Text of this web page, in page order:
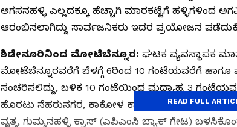
ಅಗಸನಹಳ್ಳಿ ಎಲ್ಲದಕ್ಕೂ ಹೆಚ್ಚಾಗಿ ಮಾರಕಟ್ಟೆಗೆ ಹಳ್ಳಿಗಳಿಂದ
ಆರಂಭಿಸಲಾಗಿದ್ದು ಸಾರ್ವಜನಿಕರು ಇದರ ಪ್ರಯೋಜನ
ಶಿಡೇನೂರಿನಿಂದ ಮೋಟೆಬೆನ್ನೂರ: ಘಟಕ ವ್ಯವಸ್ಥಾಪಕ
ಮೋಟೆಬೆನ್ನೂರವರೆಗೆ ಬೆಳಗ್ಗೆ 6ರಿಂದ 10 ಗಂಟೆಯವರೆಗೆ ಹಾಗೂ
ಸಂಚರಿಸಲಿದ್ದು, ಬಳಿಕ 10 ಗಂಟೆಯಿಂದ ಮಧ್ಯಾಹ್ನ 3
ಹೊರಟು ನೆಹರುನಗರ, ಕಾಕೋಳ ಕ್ರಾಸ್, ಸುಭಾಸ ಸರ್ಕಲ್,
ವೃತ್ತ, ಗುಮ್ಮನಹಳ್ಳಿ ಕ್ರಾಸ್ (ಎಪಿಎಂಸಿ ಬ್ಯಾಕ್ ಗೇಟ)
READ FULL